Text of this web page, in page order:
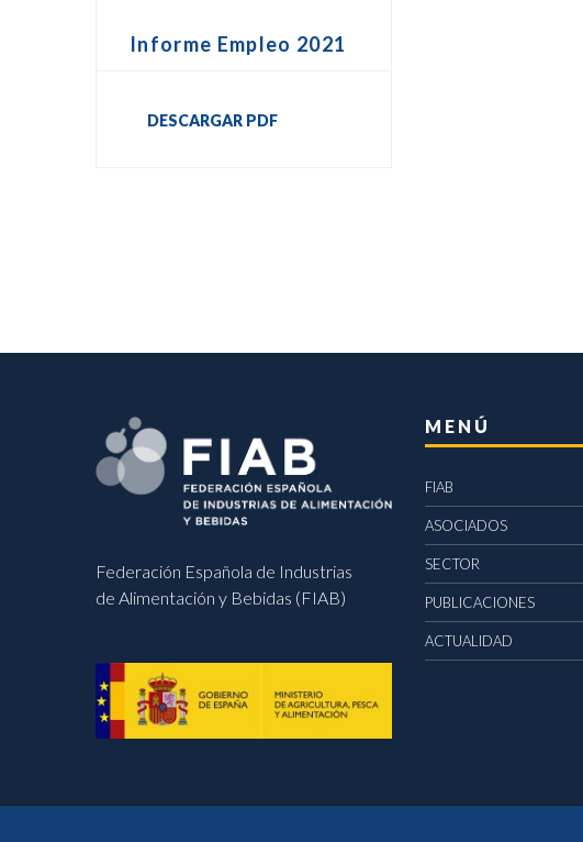
Informe Empleo 2021
DESCARGAR PDF
Federación Española de Industrias
de Alimentación y Bebidas (FIAB)
MENÚ
FIAB
ASOCIADOS
SECTOR
PUBLICACIONES
ACTUALIDAD